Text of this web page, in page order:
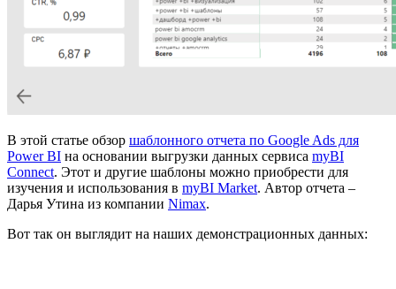
В этой статье обзор шаблонного отчета по Google Ads для
Power BI на основании выгрузки данных сервиса myBI
Connect. Этот и другие шаблоны можно приобрести для
изучения и использования в myBI Market. Автор отчета –
Дарья Утина из компании Nimax.
Вот так он выглядит на наших демонcтрационных данных: